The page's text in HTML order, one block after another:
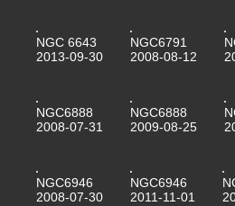
NGC 6643
2013-09-30
NGC6791
2008-08-12
NGC6888
2008-07-31
NGC6888
2009-08-25
NGC6946
2008-07-30
NGC6946
2011-11-01